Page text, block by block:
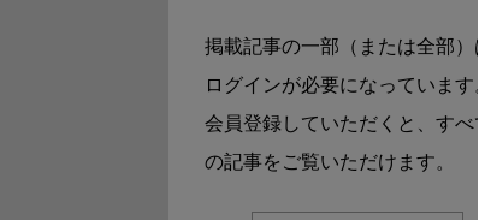
掲載記事の一部（または全部）は
ログインが必要になっています。
会員登録していただくと、すべて
の記事をご覧いただけます。